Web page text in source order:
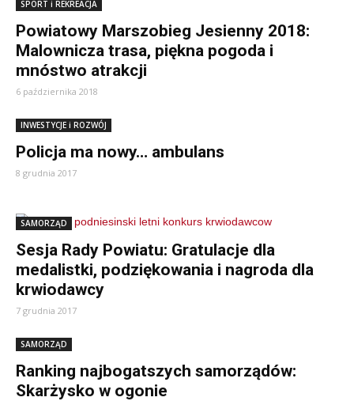
SPORT i REKREACJA
Powiatowy Marszobieg Jesienny 2018:
Malownicza trasa, piękna pogoda i
mnóstwo atrakcji
6 października 2018
INWESTYCJE i ROZWÓJ
Policja ma nowy… ambulans
8 grudnia 2017
SAMORZĄD
Sesja Rady Powiatu: Gratulacje dla
medalistki, podziękowania i nagroda dla
krwiodawcy
7 grudnia 2017
SAMORZĄD
Ranking najbogatszych samorządów:
Skarżysko w ogonie